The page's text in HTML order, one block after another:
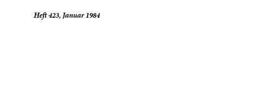
Heft 423, Januar 1984